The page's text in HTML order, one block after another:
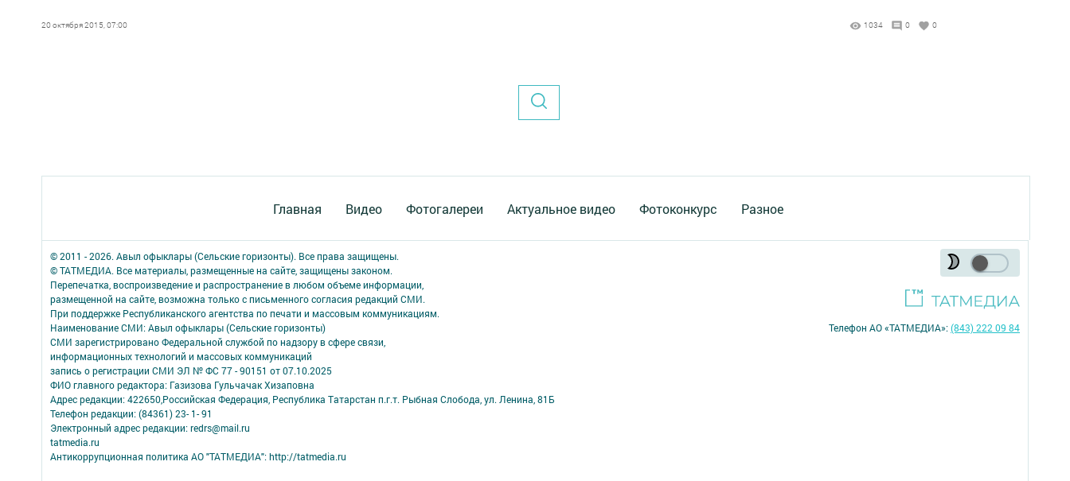
20 октября 2015, 07:00 1034 0 0
Главная Видео Фотогалереи Актуальное видео Фотоконкурс Разное
© 2011 - 2026. Авыл офыклары (Сельские горизонты). Все права защищены.
© ТАТМЕДИА. Все материалы, размещенные на сайте, защищены законом.
Перепечатка, воспроизведение и распространение в любом объеме информации,
размещенной на сайте, возможна только с письменного согласия редакций СМИ.
При поддержке Республиканского агентства по печати и массовым коммуникациям.
Наименование СМИ: Авыл офыклары (Сельские горизонты)
СМИ зарегистрировано Федеральной службой по надзору в сфере связи,
информационных технологий и массовых коммуникаций
запись о регистрации СМИ ЭЛ № ФС 77 - 90151 от 07.10.2025
ФИО главного редактора: Газизова Гульчачак Хизаповна
Адрес редакции: 422650,Российская Федерация, Республика Татарстан п.г.т. Рыбная Слобода, ул. Ленина, 81Б
Телефон редакции: (84361) 23- 1- 91
Электронный адрес редакции: redrs@mail.ru
tatmedia.ru
Антикоррупционная политика АО "ТАТМЕДИА": http://tatmedia.ru
Телефон АО «ТАТМЕДИА»:(843) 222 09 84